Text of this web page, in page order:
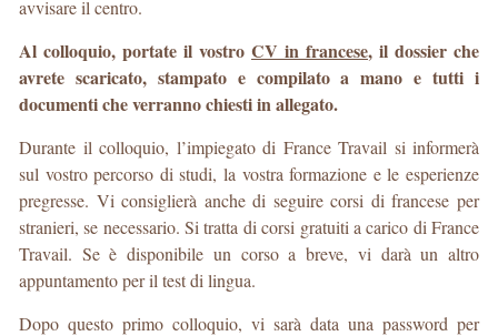
avvisare il centro.
Al colloquio, portate il vostro CV in francese, il dossier che
avrete scaricato, stampato e compilato a mano e tutti i
documenti che verranno chiesti in allegato.
Durante il colloquio, l’impiegato di France Travail si informerà
sul vostro percorso di studi, la vostra formazione e le esperienze
pregresse. Vi consiglierà anche di seguire corsi di francese per
stranieri, se necessario. Si tratta di corsi gratuiti a carico di France
Travail. Se è disponibile un corso a breve, vi darà un altro
appuntamento per il test di lingua.
Dopo questo primo colloquio, vi sarà data una password per